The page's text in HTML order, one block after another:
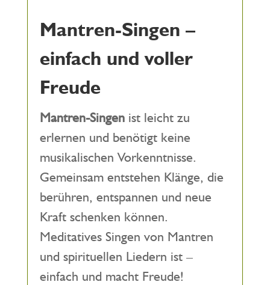
Mantren-Singen –
einfach und voller
Freude
Mantren-Singenist leicht zu
erlernen und benötigt keine
musikalischen Vorkenntnisse.
Gemeinsam entstehen Klänge, die
berühren, entspannen und neue
Kraft schenken können.
Meditatives Singen von Mantren
und spirituellen Liedern ist –
einfach und macht Freude!